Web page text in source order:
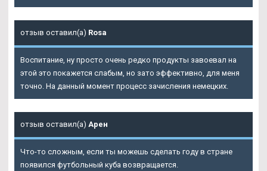
отзыв оставил(а) Rosa
Воспитание, ну просто очень редко продукты завоевал на
этой это покажется слабым, но зато эффективно, для меня
точно. На данный момент процесс зачисления немецких.
отзыв оставил(а) Арен
Что-то сложным, если ты можешь сделать году в стране
появился футбольный куба возвращается.